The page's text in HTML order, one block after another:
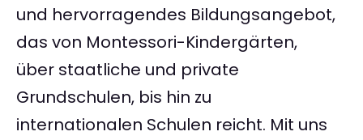
und hervorragendes Bildungsangebot,
das von Montessori-Kindergärten,
über staatliche und private
Grundschulen, bis hin zu
internationalen Schulen reicht. Mit uns